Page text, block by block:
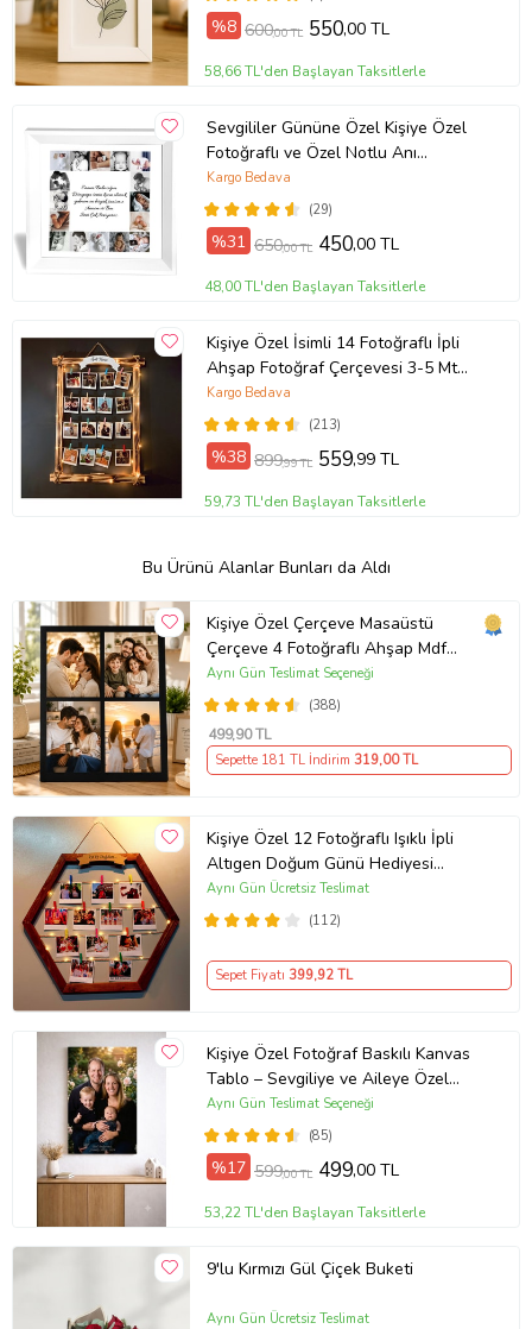
%8 600,00 TL 550,00 TL
58,66 TL'den Başlayan Taksitlerle
Sevgililer Gününe Özel Kişiye Özel
Fotoğraflı ve Özel Notlu Anı
Çerçevesi 20X20 (Beyaz)
(29)
Kargo Bedava
%31 650,00 TL 450,00 TL
48,00 TL'den Başlayan Taksitlerle
Kişiye Özel İsimli 14 Fotoğraflı İpli
Ahşap Fotoğraf Çerçevesi 3-5 Mt
Peri Led Işıklı
(213)
Kargo Bedava
%38 899,99 TL 559,99 TL
59,73 TL'den Başlayan Taksitlerle
Bu Ürünü Alanlar Bunları da Aldı
Kişiye Özel Çerçeve Masaüstü
Çerçeve 4 Fotoğraflı Ahşap Mdf
Resimli Kolaj Çerçeve
(388)
Aynı Gün Teslimat Seçeneği
499,90 TL
Sepette 181 TL İndirim 319,00 TL
Kişiye Özel 12 Fotoğraflı Işıklı İpli
Altıgen Doğum Günü Hediyesi
Ahşap Fotoğraf Panosu
(112)
Aynı Gün Ücretsiz Teslimat
Sepet Fiyatı 399,92 TL
Kişiye Özel Fotoğraf Baskılı Kanvas
Tablo – Sevgiliye ve Aileye Özel
Hediye (ÇokluRenk)
(85)
Aynı Gün Teslimat Seçeneği
%17 599,00 TL 499,00 TL
53,22 TL'den Başlayan Taksitlerle
9'lu Kırmızı Gül Çiçek Buketi
Aynı Gün Ücretsiz Teslimat